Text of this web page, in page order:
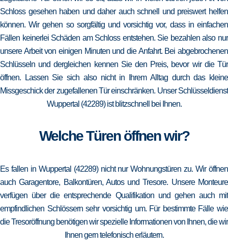
Schloss gesehen haben und daher auch schnell und preiswert helfen
können. Wir gehen so sorgfältig und vorsichtig vor, dass in einfachen
Fällen keinerlei Schäden am Schloss entstehen. Sie bezahlen also nur
unsere Arbeit von einigen Minuten und die Anfahrt. Bei abgebrochenen
Schlüsseln und dergleichen kennen Sie den Preis, bevor wir die Tür
öffnen. Lassen Sie sich also nicht in Ihrem Alltag durch das kleine
Missgeschick der zugefallenen Tür einschränken. Unser Schlüsseldienst
Wuppertal (42289) ist blitzschnell bei Ihnen.
Welche Türen öffnen wir?
Es fallen in Wuppertal (42289) nicht nur Wohnungstüren zu. Wir öffnen
auch Garagentore, Balkontüren, Autos und Tresore. Unsere Monteure
verfügen über die entsprechende Qualifikation und gehen auch mit
empfindlichen Schlössern sehr vorsichtig um. Für bestimmte Fälle wie
die Tresoröffnung benötigen wir spezielle Informationen von Ihnen, die wir
Ihnen gern telefonisch erläutern.